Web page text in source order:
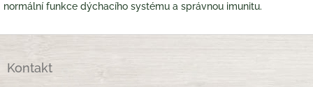
normální funkce dýchacího systému a správnou imunitu.
Kontakt